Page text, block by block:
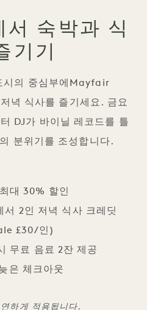
서 숙박과 식
기기
의 중심부에Mayfair
녁 식사를 즐기세요. 금요
DJ가 바이닐 레코드를 틀
분위기를 조성합니다.
최대 30% 할인
2인 저녁 식사 크레딧
£30/인)
무료 음료 2잔 제공
은 체크아웃
하게 적용됩니다.